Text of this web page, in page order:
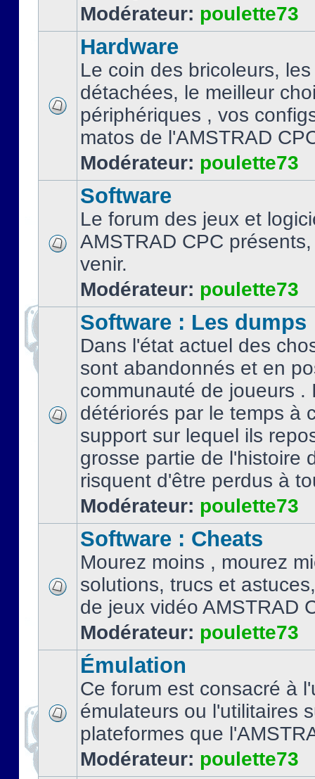
Modérateur: poulette73
Hardware
Le coin des bricoleurs,
détachées, le meilleur
périphériques , vos
matos de l'AMSTRAD
Modérateur: poulette73
Software
Le forum des jeux et
AMSTRAD CPC
venir.
Modérateur: poulette73
Software : Les dumps
Dans l'état actuel des
sont abandonnés et en
communauté de joueurs .
détériorés par le temps à
support sur lequel ils
grosse partie de l'histoire
risquent d'être perdus à
Modérateur: poulette73
Software : Cheats
Mourez moins , mourez
solutions, trucs et
de jeux vidéo AMSTRAD
Modérateur: poulette73
Émulation
Ce forum est consacré à
émulateurs ou l'utilitaires
plateformes que
Modérateur: poulette73